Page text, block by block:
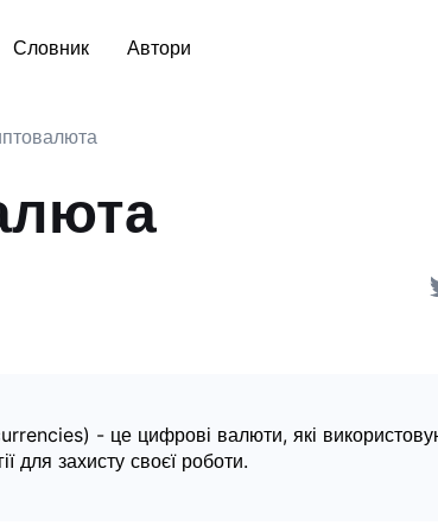
Словник Автори
- це цифрові валюти, які
для захисту своєї роботи.